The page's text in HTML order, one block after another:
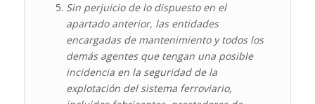
Sin perjuicio de lo dispuesto en el
apartado anterior, las entidades
encargadas de mantenimiento y todos los
demás agentes que tengan una posible
incidencia en la seguridad de la
explotación del sistema ferroviario,